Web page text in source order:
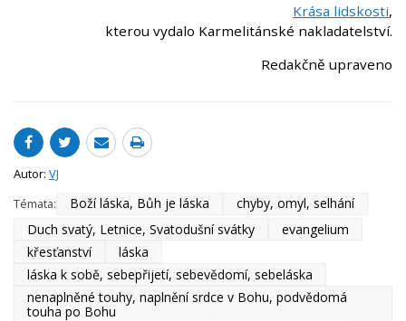
Krása lidskosti,
kterou vydalo Karmelitánské nakladatelství.
Redakčně upraveno
Autor: VJ
Témata:
Boží láska, Bůh je láska
chyby, omyl, selhání
Duch svatý, Letnice, Svatodušní svátky
evangelium
křesťanství
láska
láska k sobě, sebepřijetí, sebevědomí, sebeláska
nenaplněné touhy, naplnění srdce v Bohu, podvědomá
touha po Bohu